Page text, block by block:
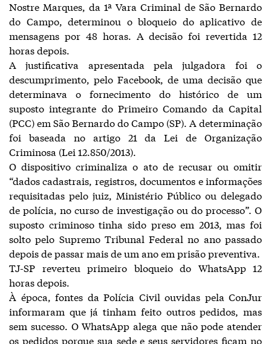
Nostre Marques, da 1ª Vara Criminal de São Bernardo
do Campo, determinou o bloqueio do aplicativo de
mensagens por 48 horas. A decisão foi revertida 12
horas depois.
A justificativa apresentada pela julgadora foi o
descumprimento, pelo Facebook, de uma decisão que
determinava o fornecimento do histórico de um
suposto integrante do Primeiro Comando da Capital
(PCC) em São Bernardo do Campo (SP). A determinação
foi baseada no artigo 21 da Lei de Organização
Criminosa (Lei 12.850/2013).
O dispositivo criminaliza o ato de recusar ou omitir
“dados cadastrais, registros, documentos e informações
requisitadas pelo juiz, Ministério Público ou delegado
de polícia, no curso de investigação ou do processo”. O
suposto criminoso tinha sido preso em 2013, mas foi
solto pelo Supremo Tribunal Federal no ano passado
depois de passar mais de um ano em prisão preventiva.
TJ-SP reverteu primeiro bloqueio do WhatsApp 12
horas depois.
À época, fontes da Polícia Civil ouvidas pela ConJur
informaram que já tinham feito outros pedidos, mas
sem sucesso. O WhatsApp alega que não pode atender
os pedidos porque sua sede e seus servidores ficam no